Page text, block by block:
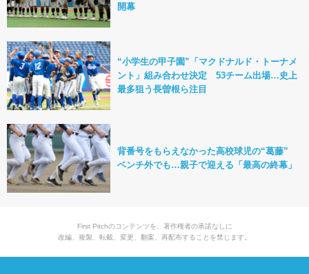
開幕
“小学生の甲子園”「マクドナルド・トーナメ
ント」組み合わせ決定 53チーム出場…史上
最多狙う長曽根ら注目
背番号をもらえなかった高校球児の“葛藤”
ベンチ外でも…親子で迎える「最高の終幕」
First Pitchのコンテンツを、著作権者の承諾なしに
改編、複製、転載、変更、翻案、再配布することを禁じます。